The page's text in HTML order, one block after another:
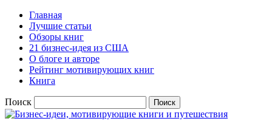
Главная
Лучшие статьи
Обзоры книг
21 бизнес-идея из США
О блоге и авторе
Рейтинг мотивирующих книг
Книга
Поиск